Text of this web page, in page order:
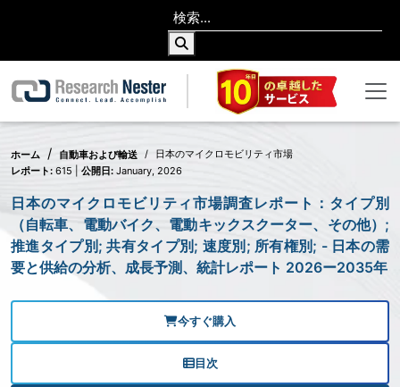
ホーム 自動車および輸送
日本のマイクロモビリティ市場
レポート: 615 | 公開日: January, 2026
日本のマイクロモビリティ市場調査レポート：タイプ別
（自転車、電動バイク、電動キックスクーター、その他）;
推進タイプ別; 共有タイプ別; 速度別; 所有権別; - 日本の需
要と供給の分析、成長予測、統計レポート 2026ー2035年
今すぐ購入
目次